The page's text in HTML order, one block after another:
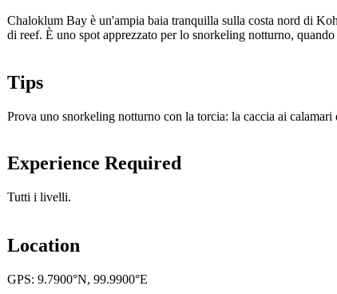
Chaloklum Bay è un'ampia baia tranquilla sulla costa nord di
di reef. È uno spot apprezzato per lo snorkeling notturno,
Tips
Prova uno snorkeling notturno con la torcia: la caccia ai
Experience Required
Tutti i livelli.
Location
GPS: 9.7900°N, 99.9900°E